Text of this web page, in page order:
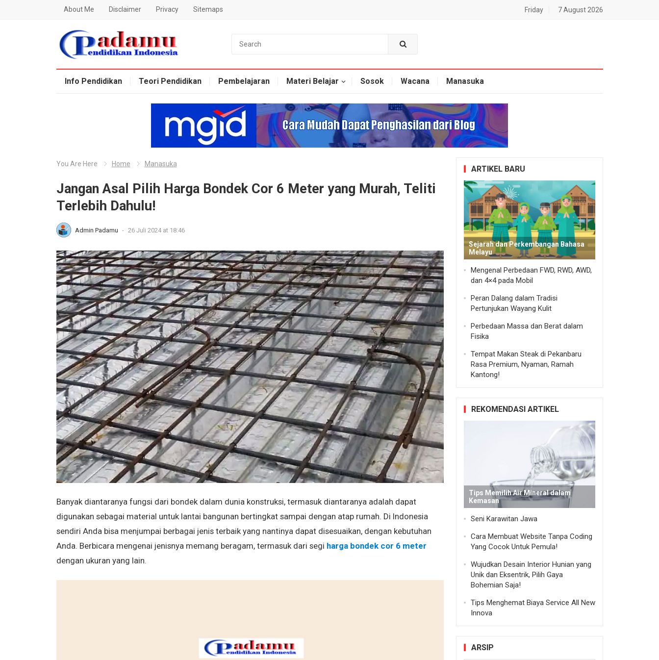
About Me Disclaimer Privacy Sitemaps Friday 7 August 2026
Blog Padamu
Info Pendidikan
Teori Pendidikan Pembelajaran Materi Belajar Sosok Wacana Manasuka
You Are Here Home Manasuka
Jangan Asal Pilih Harga Bondek Cor 6 Meter yang Murah, Teliti
Terlebih Dahulu!
Admin Padamu - 26 Juli 2024 at 18:46
Banyak diantaranya fungsi dari bondek dalam dunia konstruksi, termasuk diantaranya adalah dapat
digunakan sebagai material untuk lantai bangunan bertingkat sampai dengan atap rumah. Di Indonesia
sendiri Anda bisa menjumpai berbagai jenis terbaik yang nantinya dapat disesuaikan, dengan kebutuhan
Anda. Berbicara mengenai jenisnya memang beragam, termasuk dari segi harga bondek cor 6 meter
dengan ukuran yang lain.
ARTIKEL BARU
Sejarah dan Perkembangan Bahasa
Melayu
Mengenal Perbedaan FWD, RWD, AWD,
dan 4×4 pada Mobil
Peran Dalang dalam Tradisi
Pertunjukan Wayang Kulit
Perbedaan Massa dan Berat dalam
Fisika
Tempat Makan Steak di Pekanbaru
Rasa Premium, Nyaman, Ramah
Kantong!
REKOMENDASI ARTIKEL
Tips Memilih Air Mineral dalam
Kemasan
Seni Karawitan Jawa
Cara Membuat Website Tanpa Coding
Yang Cocok Untuk Pemula!
Wujudkan Desain Interior Hunian yang
Unik dan Eksentrik, Pilih Gaya
Bohemian Saja!
Tips Menghemat Biaya Service All New
Innova
ARSIP